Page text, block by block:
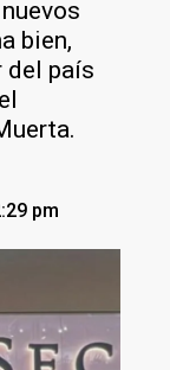
bien,
del país
pm